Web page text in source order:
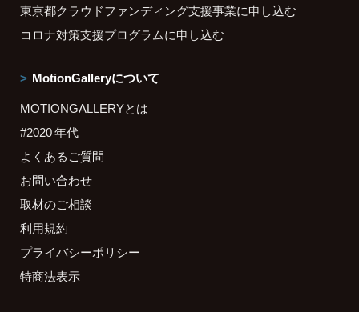
東京都クラウドファンディング支援事業に申し込む
コロナ対策支援プログラムに申し込む
MotionGalleryについて
MOTIONGALLERYとは
#2020 年代
よくあるご質問
お問い合わせ
取材のご相談
利用規約
プライバシーポリシー
特商法表示